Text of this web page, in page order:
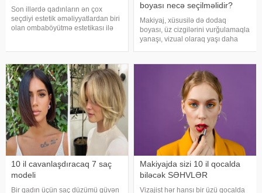
Son illərdə qadınların ən çox
seçdiyi estetik əməliyyatlardan biri
olan ombaböyütmə estetikası ilə
arxası geri, əyri görünüşl
boyası necə seçilməlidir?
Makiyaj, xüsusilə də dodaq
boyası, üz cizgilərini vurğulamaqla
yanaşı, vizual olaraq yaşı daha
gənclik effekti qatır. Yaş artdıqc
10 il cavanlaşdıracaq 7 saç
modeli
Bir qadın üçün saç düzümü güvən
Makiyajda sizi 10 il qocalda
biləcək SƏHVLƏR
Vizajist hər hansı bir üzü qocalda